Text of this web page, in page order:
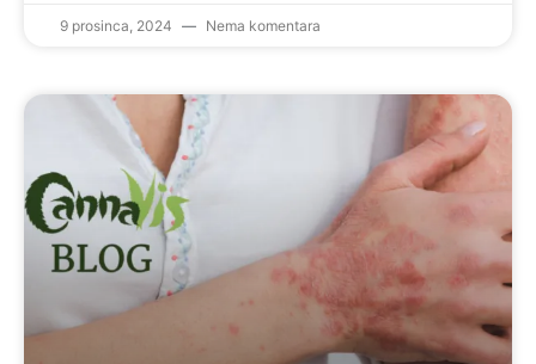
9 prosinca, 2024 Nema komentara